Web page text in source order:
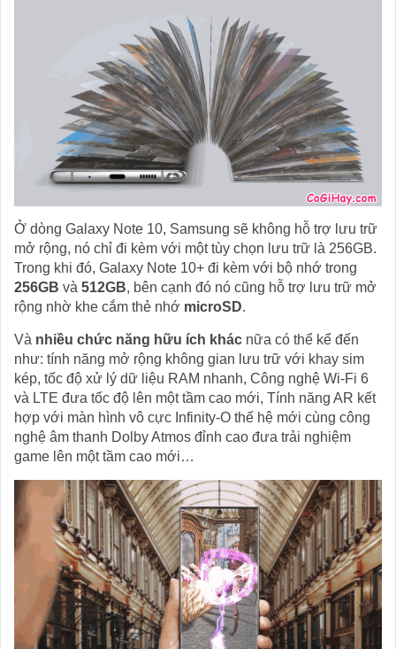
Ở dòng Galaxy Note 10, Samsung sẽ không hỗ trợ lưu trữ
mở rộng, nó chỉ đi kèm với một tùy chọn lưu trữ là 256GB.
Trong khi đó, Galaxy Note 10+ đi kèm với bộ nhớ trong
256GB và 512GB, bên cạnh đó nó cũng hỗ trợ lưu trữ mở
rộng nhờ khe cắm thẻ nhớ microSD.
Và nhiều chức năng hữu ích khác nữa có thể kể đến
như: tính năng mở rộng không gian lưu trữ với khay sim
kép, tốc độ xử lý dữ liệu RAM nhanh, Công nghệ Wi-Fi 6
và LTE đưa tốc độ lên một tầm cao mới, Tính năng AR kết
hợp với màn hình vô cực Infinity-O thế hệ mới cùng công
nghệ âm thanh Dolby Atmos đỉnh cao đưa trải nghiệm
game lên một tầm cao mới…